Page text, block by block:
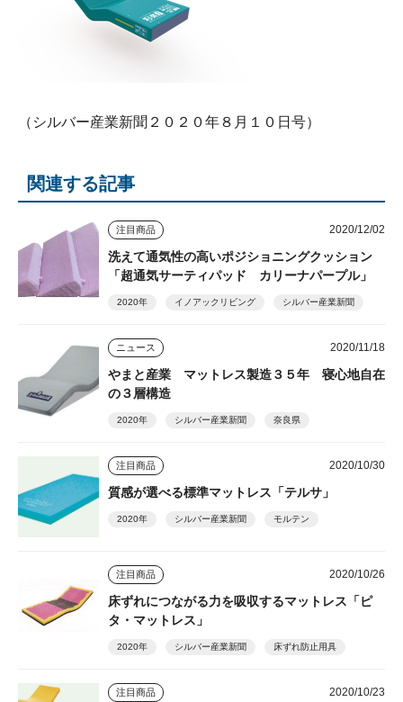
（シルバー産業新聞２０２０年８月１０日号）
関連する記事
注目商品 2020/12/02
洗えて通気性の高いポジショニングクッション
「超通気サーティパッド カリーナパープル」
2020年 イノアックリビング シルバー産業新聞
ニュース 2020/11/18
やまと産業 マットレス製造３５年 寝心地自在
の３層構造
2020年 シルバー産業新聞 奈良県
注目商品 2020/10/30
質感が選べる標準マットレス「テルサ」
2020年 シルバー産業新聞 モルテン
注目商品 2020/10/26
床ずれにつながる力を吸収するマットレス「ピ
タ・マットレス」
2020年 シルバー産業新聞 床ずれ防止用具
注目商品 2020/10/23